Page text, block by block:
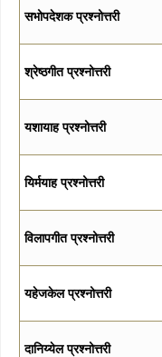
सभोपदेशक प्रश्नोत्तरी
श्रेष्ठगीत प्रश्नोत्तरी
यशायाह प्रश्नोत्तरी
यिर्मयाह प्रश्नोत्तरी
विलापगीत प्रश्नोत्तरी
यहेजकेल प्रश्नोत्तरी
दानिय्येल प्रश्नोत्तरी